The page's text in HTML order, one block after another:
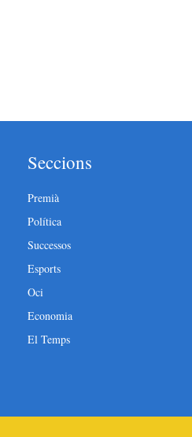
Seccions
Premià
Política
Successos
Esports
Oci
Economia
El Temps